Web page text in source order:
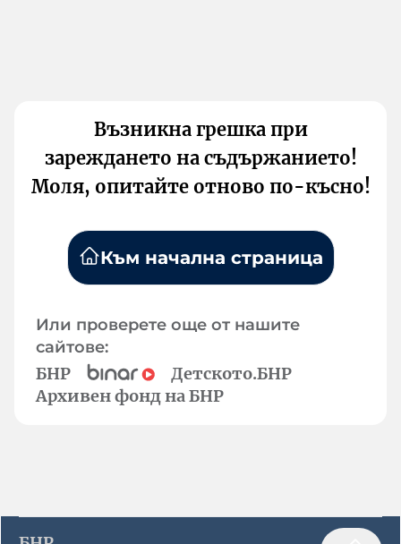
Възникна грешка при
зареждането на съдържанието!
Моля, опитайте отново по-късно!
Към начална страница
Или проверете още от нашите
сайтове:
БНР
Детското.БНР
Архивен фонд на БНР